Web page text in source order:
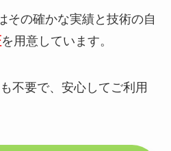
その確かな実績と技術の自
を用意しています。
不要で、安心してご利用